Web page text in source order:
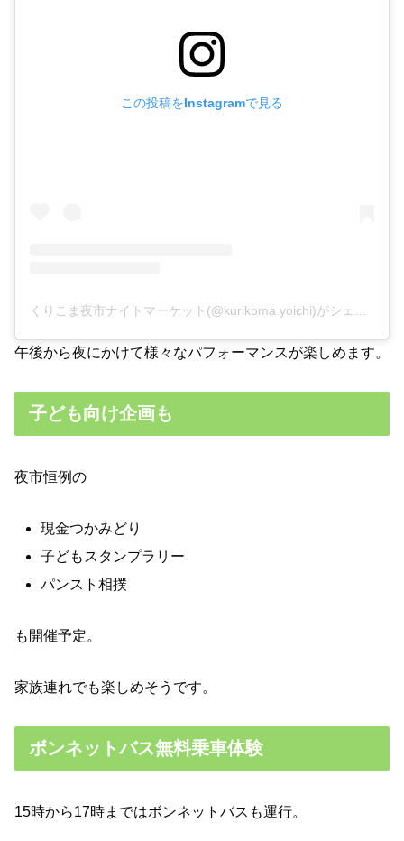
この投稿をInstagramで見る
午後から夜にかけて様々なパフォーマンスが楽しめます。
子ども向け企画も
夜市恒例の
現金つかみどり
子どもスタンプラリー
パンスト相撲
も開催予定。
家族連れでも楽しめそうです。
ボンネットバス無料乗車体験
15時から17時まではボンネットバスも運行。